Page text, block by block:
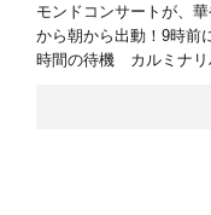
モンドコンサートが、
から朝から出動！9時前
時間の待機 カルミナリ